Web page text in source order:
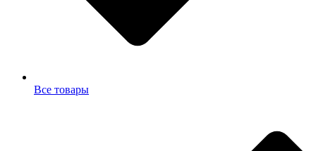
Все товары